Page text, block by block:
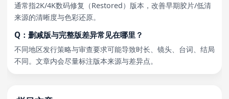
通常指2K/4K数码修复（Restored）版本，改善早期胶片/低清
来源的清晰度与色彩还原。
Q：删减版与完整版差异常见在哪里？
不同地区发行策略与审查要求可能导致时长、镜头、台词、结局
不同。文章内会尽量标注版本来源与差异点。